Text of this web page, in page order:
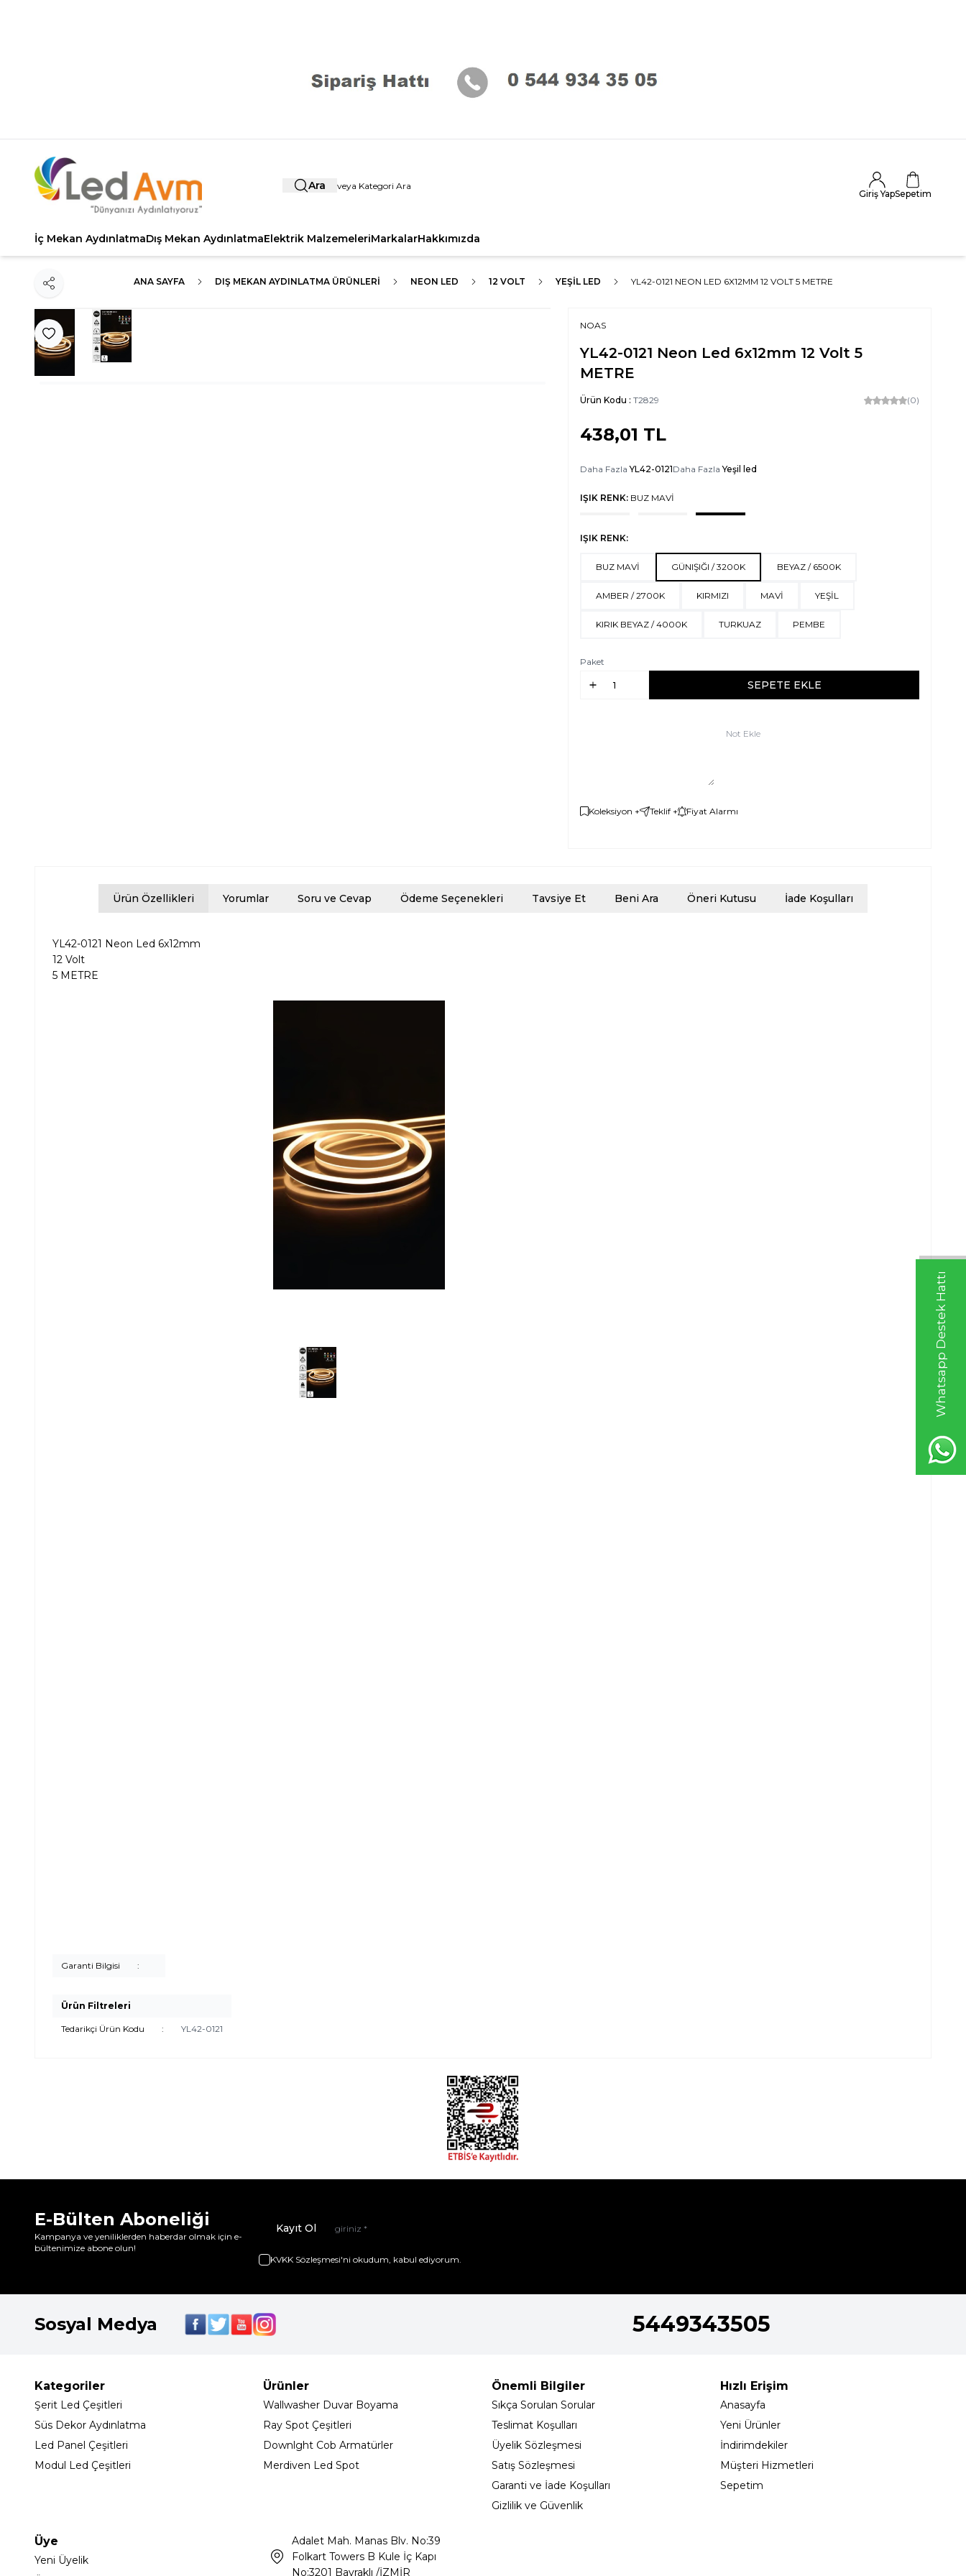
Whatsapp Destek Hattı
Ara
Giriş YapSepetim
İç Mekan AydınlatmaDış Mekan AydınlatmaElektrik MalzemeleriMarkalarHakkımızda
ANA SAYFA DIŞ MEKAN AYDINLATMA ÜRÜNLERI NEON LED 12 VOLT YEŞIL LED YL42-0121 NEON LED 6X12MM 12 VOLT 5 METRE
Favoriye Ekle
Paylaş
NOAS
YL42-0121 Neon Led 6x12mm 12 Volt 5
METRE
Ürün Kodu : T2829 (0)
438,01 TL
Daha FazlaYL42-0121Daha FazlaYeşil led
IŞIK RENK: BUZ MAVİ
IŞIK RENK:
BUZ MAVİ GÜNIŞIĞI / 3200K BEYAZ / 6500K
AMBER / 2700K KIRMIZI MAVİ YEŞİL
KIRIK BEYAZ / 4000K TURKUAZ PEMBE
Paket
SEPETE EKLE
Not Ekle
Koleksiyon + Teklif + Fiyat Alarmı
Ürün Özellikleri Yorumlar Soru ve Cevap Ödeme Seçenekleri Tavsiye Et Beni Ara Öneri Kutusu İade Koşulları
YL42-0121 Neon Led 6x12mm
12 Volt
5 METRE
Garanti Bilgisi :
Ürün Filtreleri
Tedarikçi Ürün Kodu : YL42-0121
E-Bülten Aboneliği
Kampanya ve yeniliklerden haberdar olmak için e-
bültenimize abone olun!
Kayıt Ol
KVKK Sözleşmesi'ni okudum, kabul ediyorum.
Sosyal Medya 5449343505
Kategoriler
Şerit Led Çeşitleri
Süs Dekor Aydınlatma
Led Panel Çeşitleri
Modul Led Çeşitleri
Ürünler
Wallwasher Duvar Boyama
Ray Spot Çeşitleri
Downlght Cob Armatürler
Merdiven Led Spot
Önemli Bilgiler
Sıkça Sorulan Sorular
Teslimat Koşulları
Üyelik Sözleşmesi
Satış Sözleşmesi
Garanti ve İade Koşulları
Gizlilik ve Güvenlik
Hızlı Erişim
Anasayfa
Yeni Ürünler
İndirimdekiler
Müşteri Hizmetleri
Sepetim
Üye
Yeni Üyelik
Adalet Mah. Manas Blv. No:39
Folkart Towers B Kule İç Kapı
No:3201 Bayraklı /İZMİR